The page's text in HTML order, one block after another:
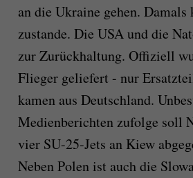
an die Ukraine gehen.
zustande. Die USA und die
zur Zurückhaltung. Offiziell
Flieger geliefert - nur
kamen aus Deutschland.
Medienberichten zufolge soll
vier SU-25-Jets an Kiew
Neben Polen ist auch die